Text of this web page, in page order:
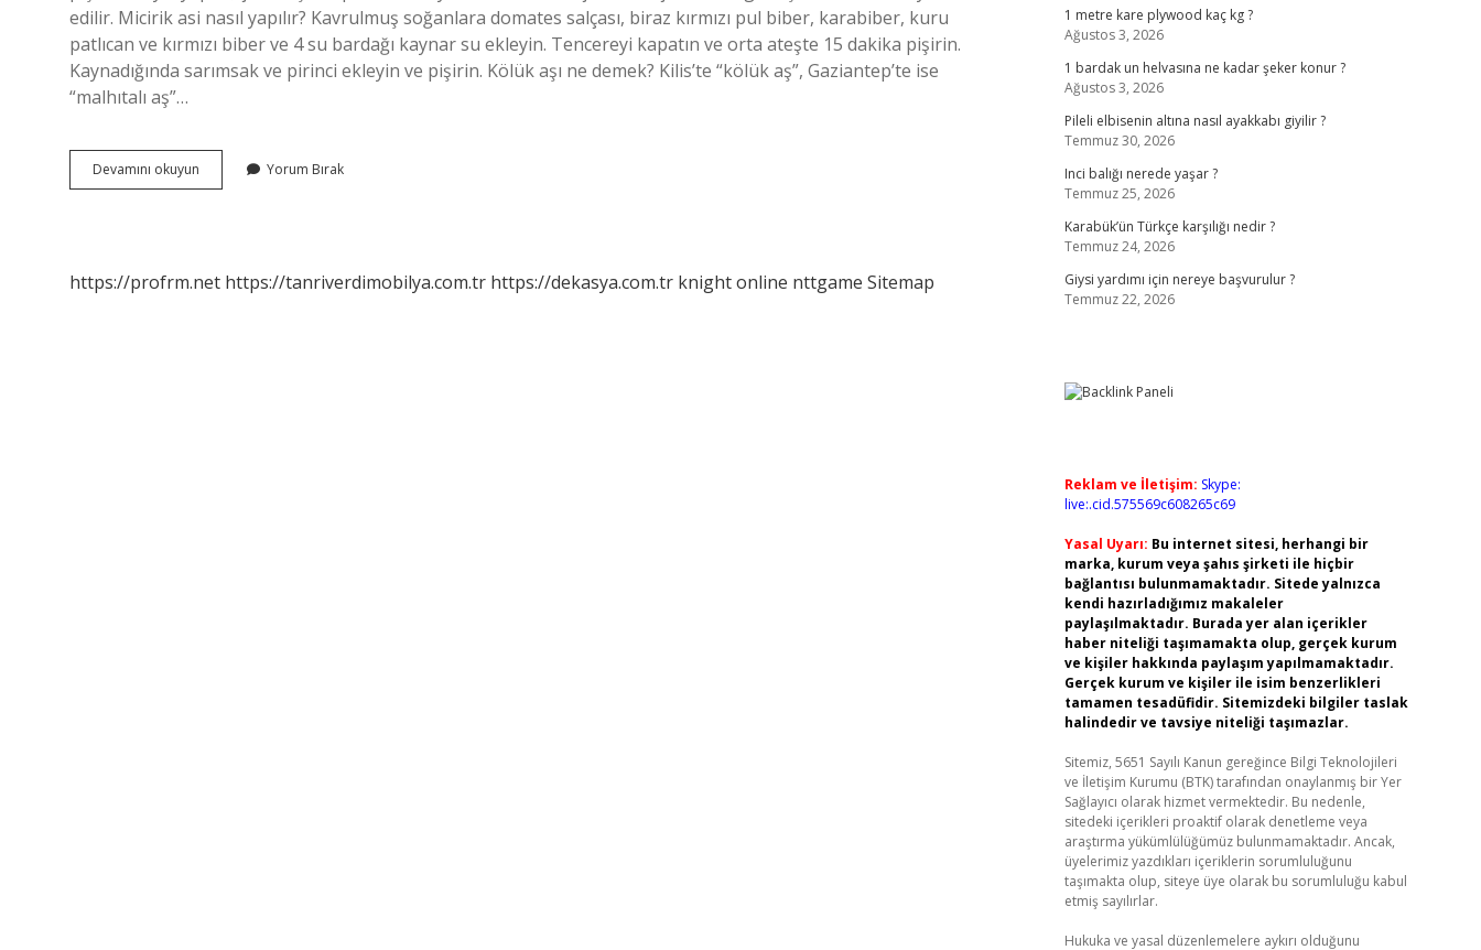
edilir. Micirik asi nasıl yapılır? Kavrulmuş soğanlara domates salçası, biraz kırmızı pul biber, karabiber, kuru
patlıcan ve kırmızı biber ve 4 su bardağı kaynar su ekleyin. Tencereyi kapatın ve orta ateşte 15 dakika pişirin.
Kaynadığında sarımsak ve pirinci ekleyin ve pişirin. Kölük aşı ne demek? Kilis’te “kölük aş”, Gaziantep’te ise
“malhıtalı aş”…
Devamını okuyun
Aşı
Yorum Bırak
https://profrm.net https://tanriverdimobilya.com.tr https://dekasya.com.tr knight online nttgame Sitemap
1 metre kare plywood kaç kg ?
Ağustos 3, 2026
1 bardak un helvasına ne kadar şeker konur ?
Ağustos 3, 2026
Pileli elbisenin altına nasıl ayakkabı giyilir ?
Temmuz 30, 2026
Inci balığı nerede yaşar ?
Temmuz 25, 2026
Karabük’ün Türkçe karşılığı nedir ?
Temmuz 24, 2026
Giysi yardımı için nereye başvurulur ?
Temmuz 22, 2026
Reklam ve İletişim: Skype:
live:.cid.575569c608265c69
Yasal Uyarı: Bu internet sitesi, herhangi bir
marka, kurum veya şahıs şirketi ile hiçbir
bağlantısı bulunmamaktadır. Sitede yalnızca
kendi hazırladığımız makaleler
paylaşılmaktadır. Burada yer alan içerikler
haber niteliği taşımamakta olup, gerçek kurum
ve kişiler hakkında paylaşım yapılmamaktadır.
Gerçek kurum ve kişiler ile isim benzerlikleri
tamamen tesadüfidir. Sitemizdeki bilgiler taslak
halindedir ve tavsiye niteliği taşımazlar.
Sitemiz, 5651 Sayılı Kanun gereğince Bilgi Teknolojileri
ve İletişim Kurumu (BTK) tarafından onaylanmış bir Yer
Sağlayıcı olarak hizmet vermektedir. Bu nedenle,
sitedeki içerikleri proaktif olarak denetleme veya
araştırma yükümlülüğümüz bulunmamaktadır. Ancak,
üyelerimiz yazdıkları içeriklerin sorumluluğunu
taşımakta olup, siteye üye olarak bu sorumluluğu kabul
etmiş sayılırlar.
Hukuka ve yasal düzenlemelere aykırı olduğunu